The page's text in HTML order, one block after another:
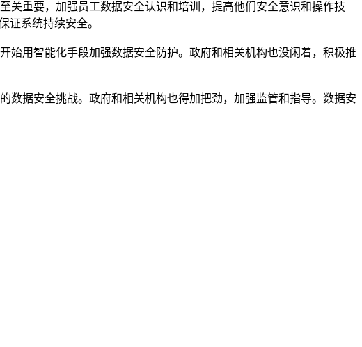
关重要，加强员工数据安全认识和培训，提高他们安全意识和操作技
证系统持续安全。
始用智能化手段加强数据安全防护。政府和相关机构也没闲着，积极推
数据安全挑战。政府和相关机构也得加把劲，加强监管和指导。数据安